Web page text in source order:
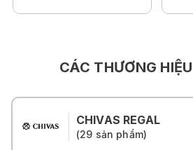
CÁC THƯƠNG
CHIVAS REGAL
(29 sản phẩm)